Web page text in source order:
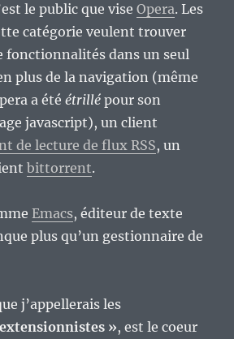
le public que viseOpera. Les
catégorie veulent trouver
fonctionnalités dans un seul
plus de la navigation (même
a étéétrillé pour son
javascript), un client
de lecture de flux RSS, un
bittorrent.
Emacs, éditeur de texte
plus qu’un gestionnaire de
j’appellerais les
», est le coeur